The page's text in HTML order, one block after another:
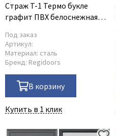
Страж T-1 Термо букле
графит ПВХ белоснежная
Под заказ
Артикул:
Материал: сталь
Бренд: Regidoors
В корзину
Купить в 1 клик